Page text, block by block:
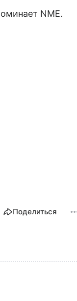
NME.
Поделиться